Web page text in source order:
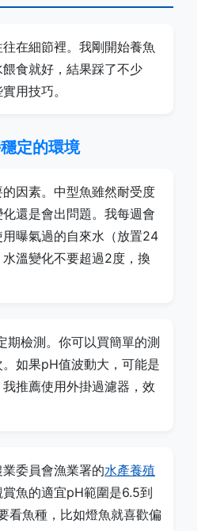
在細節裡。我剛開始養魚
食就好，結果踩了不少
用技巧。
定的環境
因素。中型魚雖然耐受度
還是會出問題。我每週會
曝氣過的自來水（放置24
溫變化不要超過2度，換
期檢測。你可以買簡單的測
如果pH值波動大，可能是
推薦使用外掛過濾器，效
委員會漁業署的水產養殖
賞魚的適宜pH範圍是6.5到
看魚種，比如燈魚就喜歡偏